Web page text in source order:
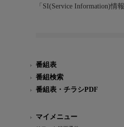
「SI(Service Information)
番組表
番組検索
番組表・チラシPDF
マイメニュー